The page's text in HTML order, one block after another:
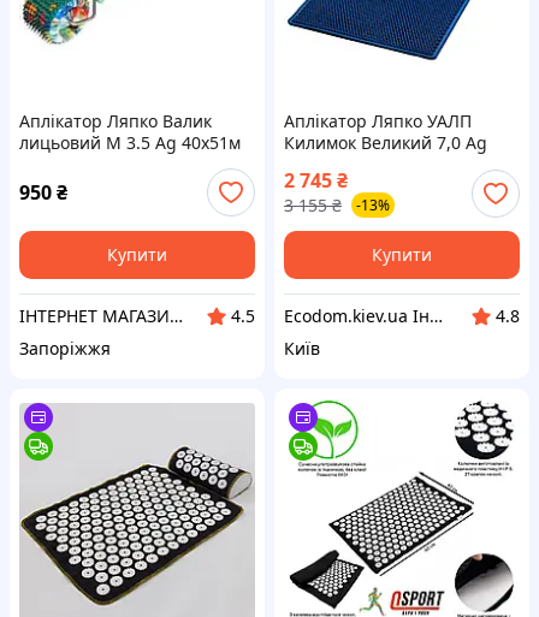
Аплікатор Ляпко Валик
лицьовий М 3.5 Ag 40x51м
950₴
Купити
ІНТЕРНЕТ МАГАЗИН «ORTO-HELP»
4.5
Запоріжжя
Аплікатор Ляпко УАЛП
Килимок Великий 7,0 Ag
2 745₴
3 155 ₴ -13%
Купити
Еcodom.kiev.ua Інтернет- магазин
4.8
Київ